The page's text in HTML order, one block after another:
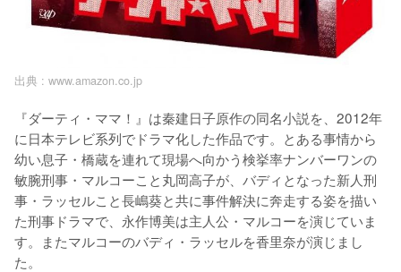
出典 : www.amazon.co.jp
『ダーティ・ママ！』は秦建日子原作の同名小説を、2012年
に日本テレビ系列でドラマ化した作品です。とある事情から
幼い息子・橋蔵を連れて現場へ向かう検挙率ナンバーワンの
敏腕刑事・マルコーこと丸岡高子が、バディとなった新人刑
事・ラッセルこと長嶋葵と共に事件解決に奔走する姿を描い
た刑事ドラマで、永作博美は主人公・マルコーを演じていま
す。またマルコーのバディ・ラッセルを香里奈が演じまし
た。